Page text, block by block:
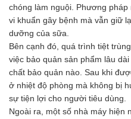
chóng làm nguội. Phương
vi khuẩn gây bệnh mà vẫn giữ
dưỡng của sữa.
Bên cạnh đó, quá trình tiệt
việc bảo quản sản phẩm lâu
chất bảo quản nào. Sau khi
ở nhiệt độ phòng mà không bị
sự tiện lợi cho người tiêu dùng.
Ngoài ra, một số nhà máy hiện